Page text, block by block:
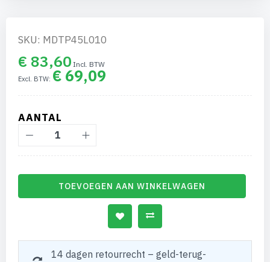
SKU: MDTP45L010
€ 83,60
€ 69,09
AANTAL
TOEVOEGEN AAN WINKELWAGEN
14 dagen retourrecht – geld-terug-